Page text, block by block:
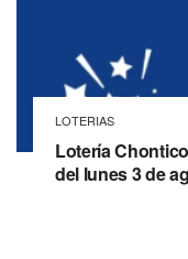
LOTERIAS
Lotería
del lunes 3 de